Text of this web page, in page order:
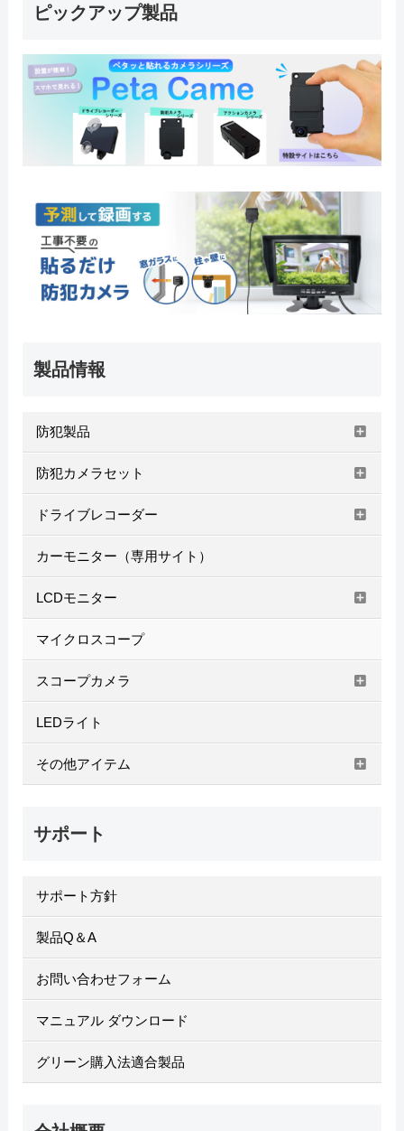
ピックアップ製品
製品情報
防犯製品
防犯カメラセット
ドライブレコーダー
カーモニター（専用サイト）
LCDモニター
マイクロスコープ
スコープカメラ
LEDライト
その他アイテム
サポート
サポート方針
製品Q＆A
お問い合わせフォーム
マニュアル ダウンロード
グリーン購入法適合製品